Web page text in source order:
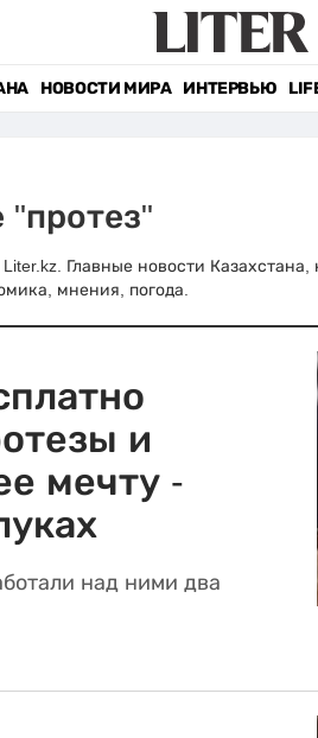
НОВОСТИ МИРА ИНТЕРВЬЮ
"протез"
Главные новости
мнения, погода.
и
мечту -
над ними два